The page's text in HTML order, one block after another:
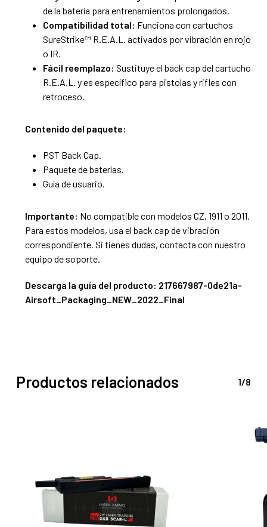
de la batería para entrenamientos prolongados.
Compatibilidad total: Funciona con cartuchos
SureStrike™ R.E.A.L. activados por vibración en rojo
o IR.
Fácil reemplazo: Sustituye el back cap del cartucho
R.E.A.L. y es específico para pistolas y rifles con
retroceso.
Contenido del paquete:
PST Back Cap.
Paquete de baterías.
Guía de usuario.
Importante: No compatible con modelos CZ, 1911 o 2011.
Para estos modelos, usa el back cap de vibración
correspondiente. Si tienes dudas, contacta con nuestro
equipo de soporte.
Descarga la guía del producto: 217667987-0de21a-
Airsoft_Packaging_NEW_2022_Final
Productos relacionados 1/8